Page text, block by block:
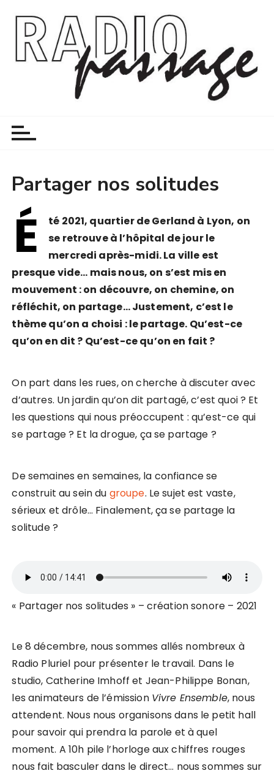
Partager nos solitudes
É
té 2021, quartier de Gerland à Lyon, on
se retrouve à l’hôpital de jour le
mercredi après-midi. La ville est
presque vide… mais nous, on s’est mis en
mouvement : on découvre, on chemine, on
réfléchit, on partage… Justement, c’est le
thème qu’on a choisi : le partage. Qu’est-ce
qu’on en dit ? Qu’est-ce qu’on en fait ?
On part dans les rues, on cherche à discuter avec
d’autres. Un jardin qu’on dit partagé, c’est quoi ? Et
les questions qui nous préoccupent : qu’est-ce qui
se partage ? Et la drogue, ça se partage ?
De semaines en semaines, la confiance se
construit au sein du groupe. Le sujet est vaste,
sérieux et drôle… Finalement, ça se partage la
solitude ?
« Partager nos solitudes » – création sonore – 2021
Le 8 décembre, nous sommes allés nombreux à
Radio Pluriel pour présenter le travail. Dans le
studio, Catherine Imhoff et Jean-Philippe Bonan,
les animateurs de l’émission Vivre Ensemble, nous
attendent. Nous nous organisons dans le petit hall
pour savoir qui prendra la parole et à quel
moment. A 10h pile l’horloge aux chiffres rouges
nous fait basculer dans le direct… nous sommes sur